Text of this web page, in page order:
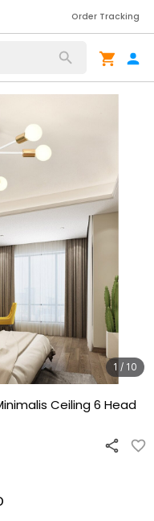
Order Tracking
1 / 10
Ceiling 6 Head